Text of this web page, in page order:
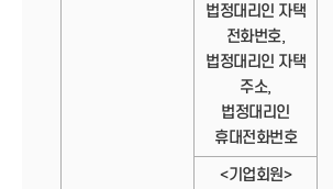
법정대리인 자택
전화번호,
법정대리인 자택
주소,
법정대리인
휴대전화번호
<기업회원>